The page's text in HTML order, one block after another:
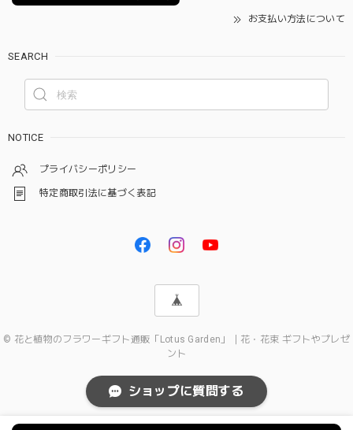
お支払い方法について
SEARCH
NOTICE
プライバシーポリシー
特定商取引法に基づく表記
© 花と植物のフラワーギフト通販「Lotus Garden」｜花・花束 ギフトやプレゼ
ント
ショップに質問する